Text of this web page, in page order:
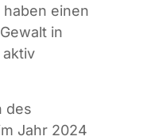
haben einen
in
aktiv
des
Jahr 2024